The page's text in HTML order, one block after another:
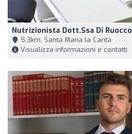
Nutrizionista Dott.ssa Di Ruocco
5,3km, Santa Maria la Carità
Visualizza informazioni e contatti